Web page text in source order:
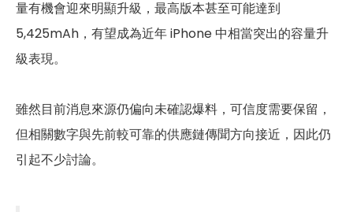
量有機會迎來明顯升級，最高版本甚至可能達到
5,425mAh，有望成為近年 iPhone 中相當突出的容量升
級表現。
雖然目前消息來源仍偏向未確認爆料，可信度需要保留，
但相關數字與先前較可靠的供應鏈傳聞方向接近，因此仍
引起不少討論。